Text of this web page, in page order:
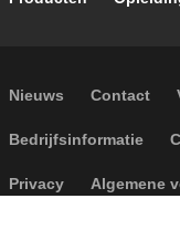
Footer
Nieuws Contact
Footer menu
Bedrijfsinformatie
Privacy Algemene